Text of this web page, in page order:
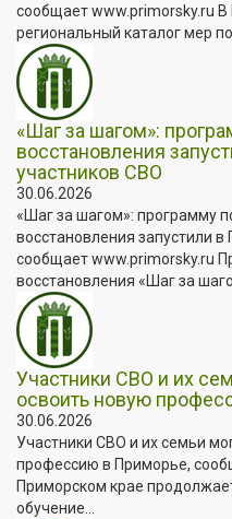
сообщает www.primorsky.ru
региональный каталог мер
«Шаг за шагом»:
восстановления
участников СВО
30.06.2026
«Шаг за шагом»: программу
восстановления запустили
сообщает www.primorsky.ru
восстановления «Шаг за
Участники СВО и их
освоить новую
30.06.2026
Участники СВО и их семьи
профессию в Приморье,
Приморском крае
обучение...